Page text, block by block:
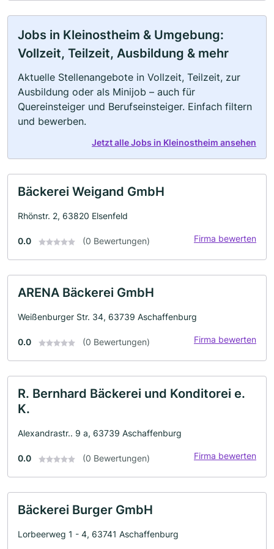
Jobs in Kleinostheim & Umgebung:
Vollzeit, Teilzeit, Ausbildung & mehr
Aktuelle Stellenangebote in Vollzeit, Teilzeit, zur
Ausbildung oder als Minijob – auch für
Quereinsteiger und Berufseinsteiger. Einfach filtern
und bewerben.
Jetzt alle Jobs in Kleinostheim ansehen
Bäckerei Weigand GmbH
Rhönstr. 2, 63820 Elsenfeld
0.0 (0 Bewertungen) Firma bewerten
ARENA Bäckerei GmbH
Weißenburger Str. 34, 63739 Aschaffenburg
0.0 (0 Bewertungen) Firma bewerten
R. Bernhard Bäckerei und Konditorei e.
K.
Alexandrastr.. 9 a, 63739 Aschaffenburg
0.0 (0 Bewertungen) Firma bewerten
Bäckerei Burger GmbH
Lorbeerweg 1 - 4, 63741 Aschaffenburg